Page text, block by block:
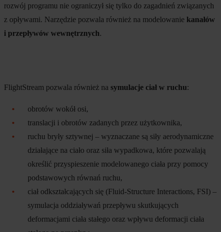
rozwój programu nie ograniczył się tylko do zagadnień związanych
z opływami. Narzędzie pozwala również na modelowanie kanałów
i przepływów wewnętrznych.
FlightStream pozwala również na symulacje ciał w ruchu:
obrotów wokół osi,
translacji i obrotów zadanych przez użytkownika,
ruchu bryły sztywnej – wyznaczane są siły aerodynamiczne
działające na ciało oraz siła wypadkowa, które pozwalają
określić przyspieszenie modelowanego ciała przy pomocy
podstawowych równań ruchu,
ciał odkształcających się (Fluid-Structure Interactions, FSI) –
symulacja oddziaływań przepływu skutkujących
deformacjami ciała stałego oraz wpływu deformacji ciała